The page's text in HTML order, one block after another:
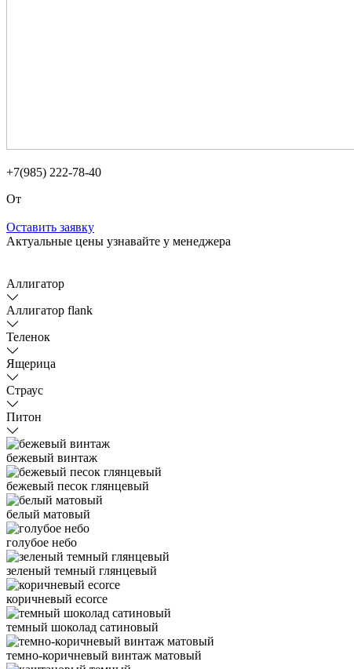
+7(985) 222-78-40
От
Оставить заявку
Актуальные цены узнавайте у менеджера
Аллигатор
Аллигатор flank
Теленок
Ящерица
Страус
Питон
бежевый винтаж
бежевый песок глянцевый
белый матовый
голубое небо
зеленый темный глянцевый
коричневый ecorce
темный шоколад сатиновый
темно-коричневый винтаж матовый